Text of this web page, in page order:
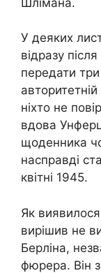
У деяких
відразу
передати
ніхто не
вдова
щоденника
насправді
квітні 1945.
Як
вирішив не
Берліна,
фюрера. Він